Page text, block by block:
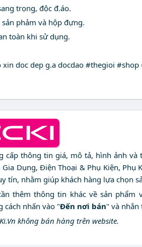
trọng, độc đ.áo.
phảm và hộp đựng.
toàn khi sử dụng.
xin doc dep g.a docdao #thegioi
cấp thông tin giá, mô tả, hình ảnh
Dụng, Điện Thoại & Phụ Kiện, Phụ
tín, nhằm giúp khách hàng lựa chọn
thêm thông tin khác về sản phẩm
cách nhấn vào "Đến nơi bán" và
không bán hàng trên website.